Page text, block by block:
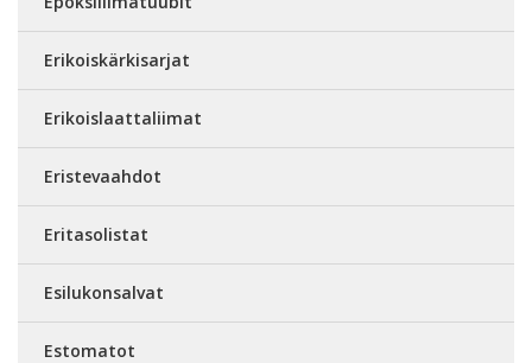
Erikoiskärkisarjat
Erikoislaattaliimat
Eristevaahdot
Eritasolistat
Esilukonsalvat
Estomatot